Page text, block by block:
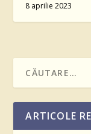
8 aprilie 2023
ARTICOLE